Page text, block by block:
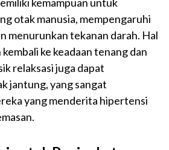
otak manusia, mempengaruhi
menurunkan tekanan darah. Hal
ke keadaan tenang dan
relaksasi juga dapat
jantung, yang sangat
yang menderita hipertensi